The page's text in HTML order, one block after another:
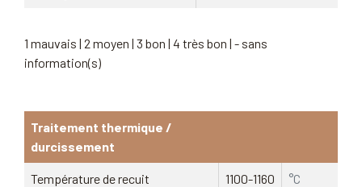
1 mauvais | 2 moyen | 3 bon | 4 très bon | - sans
information(s)
Traitement thermique /
durcissement
Température de recuit 1100-1160 °C